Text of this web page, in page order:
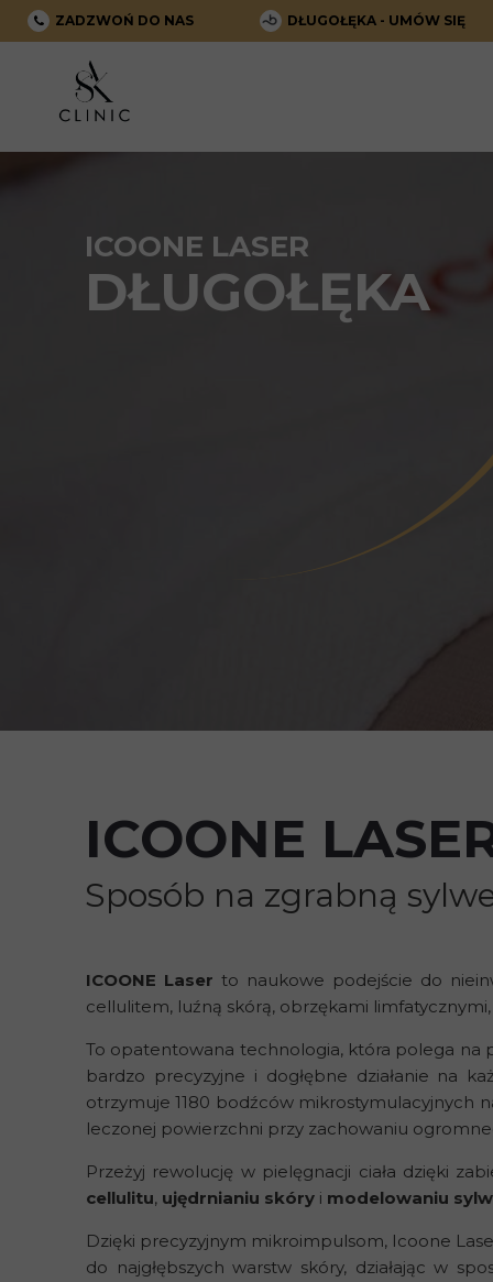
DŁUGOŁĘKA - UMÓW SIĘ
ZADZWOŃ DO NAS
ICOONE LASER
DŁUGOŁĘKA
ICOONE
Sposób na zgrabną
ICOONE Laser to naukowe podejście do
cellulitem, luźną skórą, obrzękami
To opatentowana technologia, która polega na
bardzo precyzyjne i dogłębne działanie na
otrzymuje 1180 bodźców mikrostymulacyjnych
leczonej powierzchni przy zachowaniu
Przeżyj rewolucję w pielęgnacji ciała dzięki
cellulitu, ujędrnianiu skóry i modelowaniu
Dzięki precyzyjnym mikroimpulsom, Icoone
do najgłębszych warstw skóry, działając w